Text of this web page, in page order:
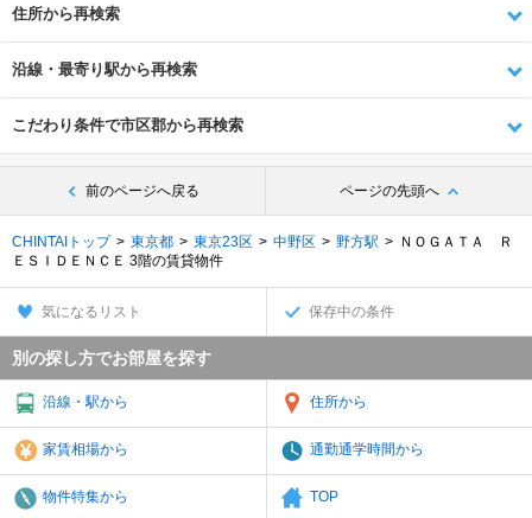
住所から再検索
沿線・最寄り駅から再検索
こだわり条件で市区郡から再検索
前のページへ戻る ページの先頭へ
CHINTAIトップ 東京都 東京23区 中野区 野方駅
ＮＯＧＡＴＡ Ｒ
ＥＳＩＤＥＮＣＥ 3階の賃貸物件
気になるリスト 保存中の条件
別の探し方でお部屋を探す
沿線・駅から 住所から
家賃相場から 通勤通学時間から
物件特集から TOP